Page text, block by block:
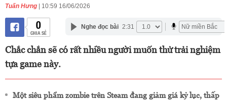
Tuấn Hưng | 10:59 16/06/2026
0
CHIA SẺ
Nghe đọc bài 2:31
Chắc chắn sẽ có rất nhiều người muốn thử trải nghiệm
tựa game này.
Một siêu phẩm zombie trên Steam đang giảm giá kỷ lục, thấp